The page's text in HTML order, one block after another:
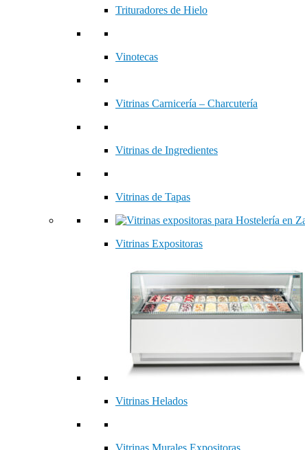
Trituradores de Hielo
Vinotecas
Vitrinas Carnicería – Charcutería
Vitrinas de Ingredientes
Vitrinas de Tapas
Vitrinas Expositoras
Vitrinas Helados
Vitrinas Murales Expositoras